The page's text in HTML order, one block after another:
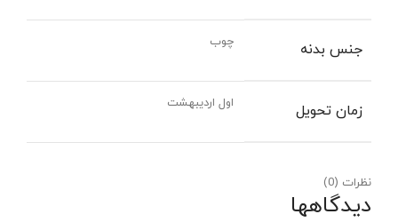
جنس بدنه چوب
زمان تحویل اول اردیبهشت
نظرات (0)
دیدگاهها